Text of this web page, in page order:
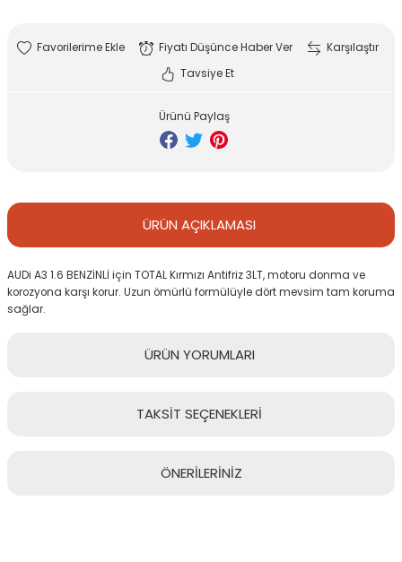
Fiyatı Düşünce Haber Ver
Karşılaştır
Tavsiye Et
Ürünü Paylaş
ÜRÜN AÇIKLAMASI
AUDi A3 1.6 BENZİNLİ için TOTAL Kırmızı Antifriz 3LT, motoru donma ve
korozyona karşı korur. Uzun ömürlü formülüyle dört mevsim tam koruma
sağlar.
ÜRÜN YORUMLARI
TAKSİT SEÇENEKLERİ
ÖNERİLERİNİZ